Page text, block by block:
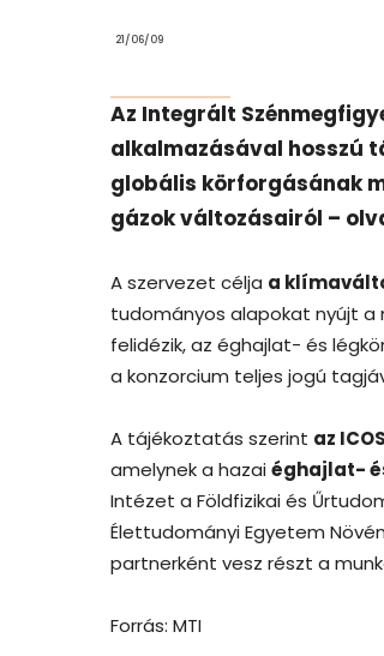
21/06/09
Az Integrált
alkalmazásával hosszú
globális körforgásának
gázok változásairól –
A szervezet célja a
tudományos alapokat nyújt a
felidézik, az éghajlat- és
a konzorcium teljes jogú
A tájékoztatás szerint az
amelynek a hazaiéghajlat-
Intézet a Földfizikai és
Élettudományi Egyetem
partnerként vesz részt a
Forrás: MTI